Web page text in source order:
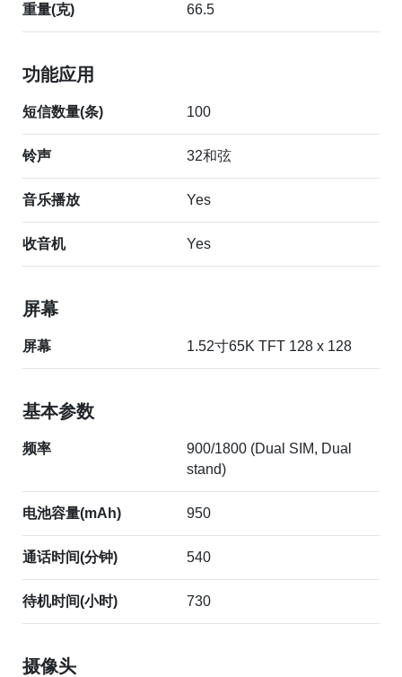
重量(克) 66.5
功能应用
短信数量(条) 100
铃声 32和弦
音乐播放 Yes
收音机 Yes
屏幕
屏幕 1.52寸65K TFT 128 x 128
基本参数
频率
900/1800 (Dual SIM, Dual
stand)
电池容量(mAh) 950
通话时间(分钟) 540
待机时间(小时) 730
摄像头